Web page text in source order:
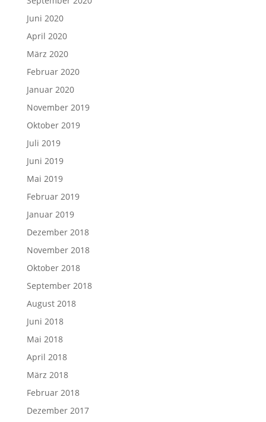
Juni 2020
April 2020
März 2020
Februar 2020
Januar 2020
November 2019
Oktober 2019
Juli 2019
Juni 2019
Mai 2019
Februar 2019
Januar 2019
Dezember 2018
November 2018
Oktober 2018
September 2018
August 2018
Juni 2018
Mai 2018
April 2018
März 2018
Februar 2018
Dezember 2017